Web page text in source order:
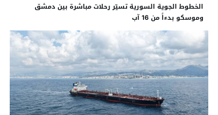
الخطوط الجوية السورية تسيّر رحلات مباشرة بين دمشق
وموسكو بدءاً من 16 آب